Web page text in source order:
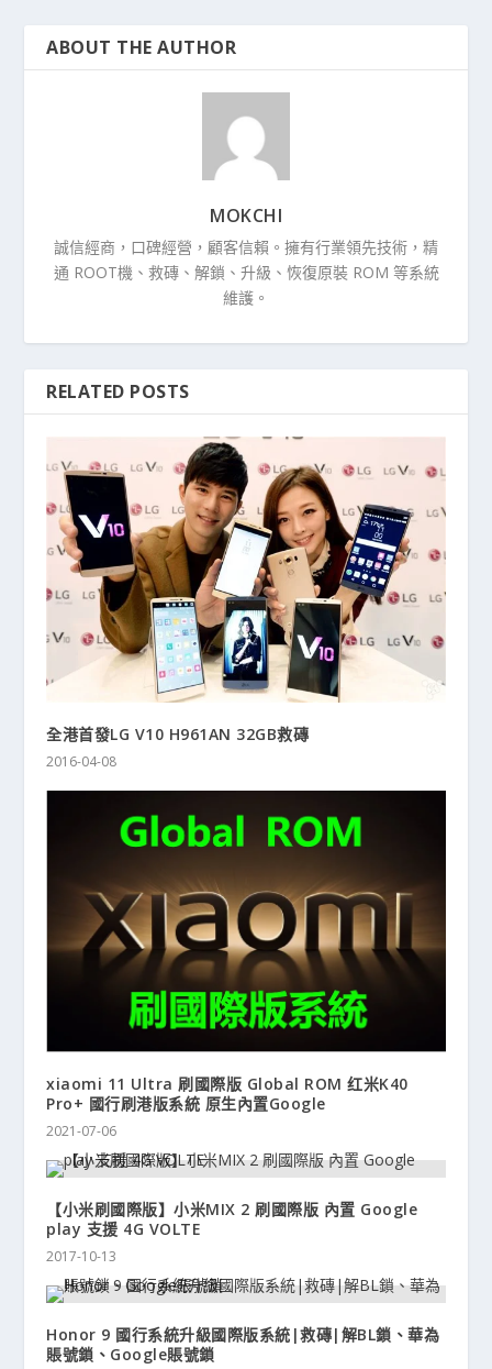
ABOUT THE AUTHOR
MOKCHI
誠信經商，口碑經營，顧客信賴。擁有行業領先技術，精
通 ROOT機、救磚、解鎖、升級、恢復原裝 ROM 等系統
維護。
RELATED POSTS
全港首發LG V10 H961AN 32GB救磚
2016-04-08
xiaomi 11 Ultra 刷國際版 Global ROM 红米K40
Pro+ 國行刷港版系統 原生內置Google
2021-07-06
【小米刷國際版】小米MIX 2 刷國際版 內置 Google
play 支援 4G VOLTE
2017-10-13
Honor 9 國行系統升級國際版系統|救磚|解BL鎖、華為
賬號鎖、Google賬號鎖